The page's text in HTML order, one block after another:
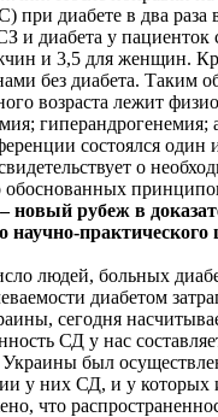
диабете в два раза
диабета у
и 3,5 для
без диабета. Таким
возраста лежит
состоялся
о
обоснованных
рубеж в
научно-
людей, больных
диабетом
сегодня
СД у нас
был
у них СД, и у которых
что